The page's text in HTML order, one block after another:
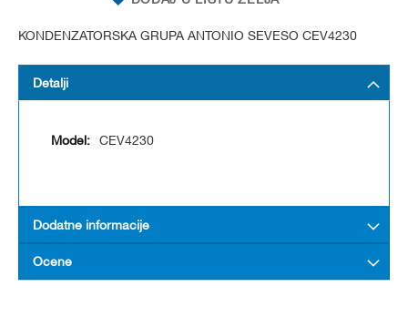
KONDENZATORSKA GRUPA ANTONIO SEVESO CEV4230
Detalji
CEV4230
Dodatne informacije
Ocene